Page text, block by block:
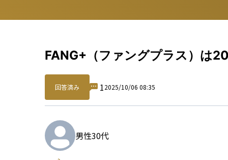
FANG+（ファングプラス）は
回答済み 12025/10/06 08:35
男性30代